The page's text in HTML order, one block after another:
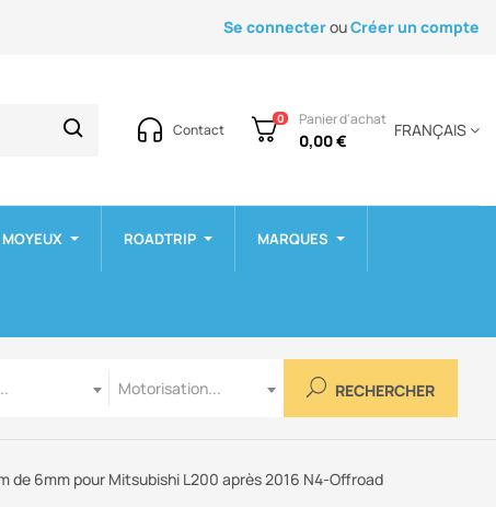
Se connecterouCréer un compte
Contact
0 Panier d'achat
0,00 €
FRANÇAIS
ROADTRIP MARQUES
Motorisation...
RECHERCHER
de 6mm pour Mitsubishi L200 après 2016 N4-Offroad